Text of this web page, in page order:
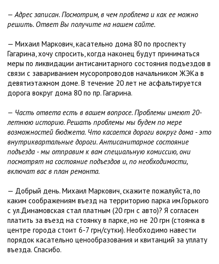
— Адрес записан. Посмотрим, в чем проблема и как ее можно
решить. Ответ Вы получите на нашем сайте.
— Михаил Маркович, касательно дома 80 по проспекту
Гагарина, хочу спросить, когда наконец будут приниматься
меры по ликвидации антисанитарного состояния подъездов в
связи с завариванием мусоропроводов начальником ЖЭКа в
девятиэтажном доме. В течение 20 лет не асфальтируется
дорога вокруг дома 80 по пр. Гагарина.
— Часть ответа есть в вашем вопросе. Проблемы имеют 20-
летнюю историю. Решать проблемы мы будем по мере
возможностей бюджета. Что касается дороги вокруг дома - это
внутриквартальные дороги. Антисанитарное состояние
подъезда - мы отправим к вам специальную комиссию, они
посмотрят на состояние подъездов и, по необходимости,
включат вас в план ремонта.
— Добрый день. Михаил Маркович, скажите пожалуйста, по
каким соображениям въезд на территорию парка им.Горького
с ул.Динамовская стал платным (20 грн с авто)? Я согласен
платить за въезд на стоянку в парке, но не 20 грн (стоянка в
центре города стоит 6-7 грн/сутки). Необходимо навести
порядок касательно ценообразования и квитанций за уплату
въезда. Спасибо.